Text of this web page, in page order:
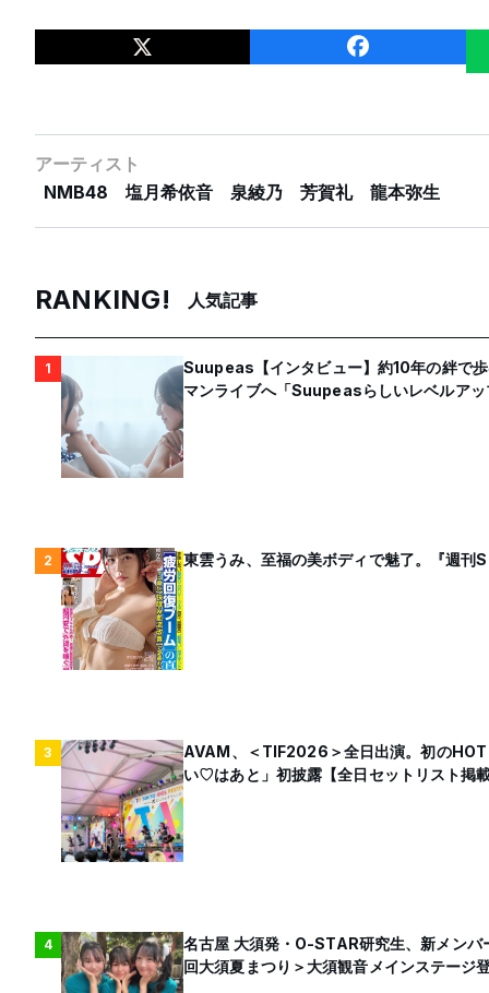
アーティスト
NMB48
塩月希依音 泉綾乃 芳賀礼 龍本弥生
RANKING! 人気記事
1
Suupeas【インタビュー】約10年の絆で
マンライブへ「Suupeasらしいレベルア
2 東雲うみ、至福の美ボディで魅了。『週刊
3
AVAM、＜TIF2026＞全日出演。初の
い♡はあと」初披露【全日セットリスト掲
4
名古屋 大須発・O-STAR研究生、新メン
回大須夏まつり＞大須観音メインステージ